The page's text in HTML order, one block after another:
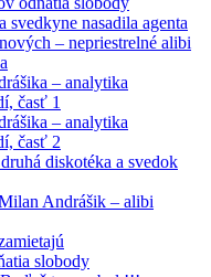
svedkyne nasadila agenta
– nepriestrelné alibi
– analytika
časť 1
– analytika
časť 2
diskotéka a svedok
Andrášik – alibi
slobody